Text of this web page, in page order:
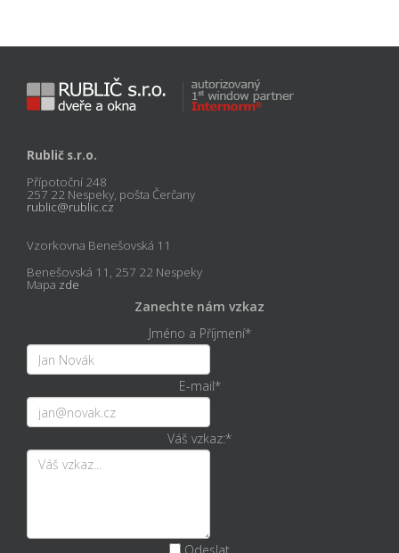
Rublič s.r.o.
Přípotoční 248
257 22 Nespeky, pošta Čerčany
rublic@rublic.cz
Vzorkovna Benešovská 11
Benešovská 11, 257 22 Nespeky
Mapa zde
Zanechte nám vzkaz
Jméno a Příjmení*
E-mail*
Váš vzkaz:*